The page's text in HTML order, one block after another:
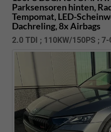
Parksensoren hinten,
Tempomat, LED-
Dachreling, 8x Airbags
2.0 TDI ; 110KW/150PS ;